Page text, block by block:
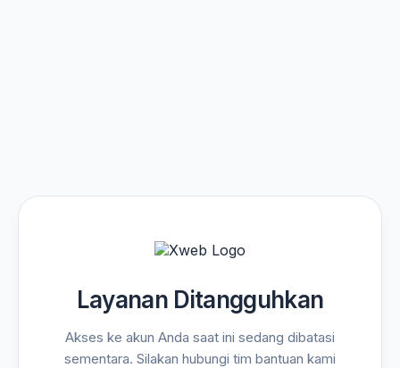
Layanan Ditangguhkan
Akses ke akun Anda saat ini sedang dibatasi
sementara. Silakan hubungi tim bantuan kami